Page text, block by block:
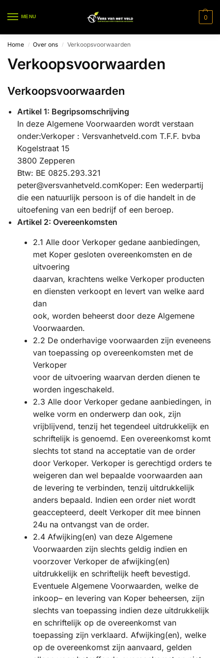
MENU 0
Home / Over ons / Verkoopsvoorwaarden
Verkoopsvoorwaarden
Verkoopsvoorwaarden
Artikel 1: Begripsomschrijving
In deze Algemene Voorwaarden wordt verstaan
onder:Verkoper : Versvanhetveld.com T.F.F. bvba
Kogelstraat 15
3800 Zepperen
Btw: BE 0825.293.321
peter@versvanhetveld.comKoper: Een wederpartij
die een natuurlijk persoon is of die handelt in de
uitoefening van een bedrijf of een beroep.
Artikel 2: Overeenkomsten
2.1 Alle door Verkoper gedane aanbiedingen,
met Koper gesloten overeenkomsten en de
uitvoering
daarvan, krachtens welke Verkoper producten
en diensten verkoopt en levert van welke aard
dan
ook, worden beheerst door deze Algemene
Voorwaarden.
2.2 De onderhavige voorwaarden zijn eveneens
van toepassing op overeenkomsten met de
Verkoper
voor de uitvoering waarvan derden dienen te
worden ingeschakeld.
2.3 Alle door Verkoper gedane aanbiedingen, in
welke vorm en onderwerp dan ook, zijn
vrijblijvend, tenzij het tegendeel uitdrukkelijk en
schriftelijk is genoemd. Een overeenkomst komt
slechts tot stand na acceptatie van de order
door Verkoper. Verkoper is gerechtigd orders te
weigeren dan wel bepaalde voorwaarden aan
de levering te verbinden, tenzij uitdrukkelijk
anders bepaald. Indien een order niet wordt
geaccepteerd, deelt Verkoper dit mee binnen
24u na ontvangst van de order.
2.4 Afwijking(en) van deze Algemene
Voorwaarden zijn slechts geldig indien en
voorzover Verkoper de afwijking(en)
uitdrukkelijk en schriftelijk heeft bevestigd.
Eventuele Algemene Voorwaarden, welke de
inkoop– en levering van Koper beheersen, zijn
slechts van toepassing indien deze uitdrukkelijk
en schriftelijk op de overeenkomst van
toepassing zijn verklaard. Afwijking(en), welke
op de overeenkomst zijn aanvaard, gelden